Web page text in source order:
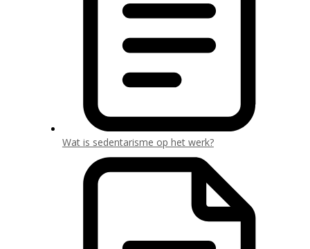
Wat is sedentarisme op het werk?